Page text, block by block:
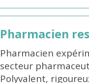
Pharmacien
Pharmacien
secteur
Polyvalent,